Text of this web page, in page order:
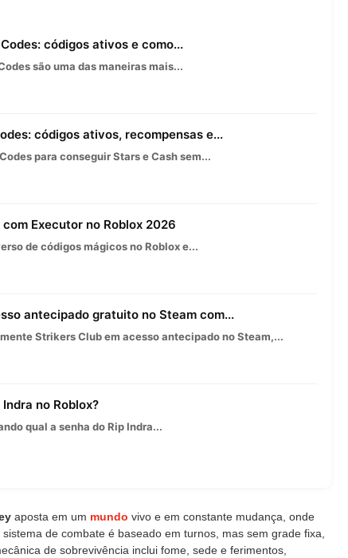
códigos ativos e como...
são uma das maneiras mais...
códigos ativos, recompensas e...
para conseguir Stars e Cash sem...
Executor no Roblox 2026
de códigos mágicos no Roblox e...
antecipado gratuito no Steam com...
Strikers Club em acesso antecipado no Steam,...
no Roblox?
qual a senha do Rip Indra...
aposta em um mundo vivo e em constante mudança, onde
de combate é baseado em turnos, mas sem grade fixa,
de sobrevivência inclui fome, sede e ferimentos,